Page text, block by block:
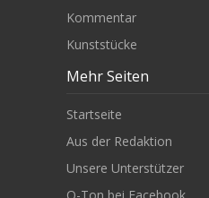
Kommentar
Kunststücke
Mehr Seiten
Startseite
Aus der Redaktion
Unsere Unterstützer